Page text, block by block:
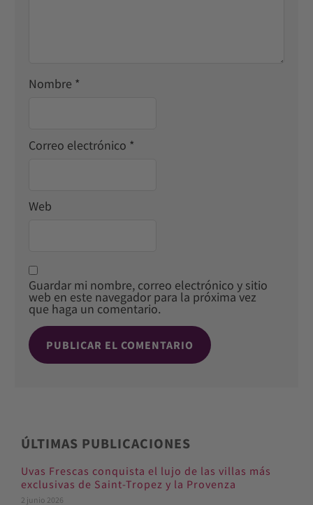
Nombre *
Correo electrónico *
Web
Guardar mi nombre, correo electrónico y sitio
web en este navegador para la próxima vez
que haga un comentario.
ÚLTIMAS PUBLICACIONES
Uvas Frescas conquista el lujo de las villas más
exclusivas de Saint-Tropez y la Provenza
2 junio 2026